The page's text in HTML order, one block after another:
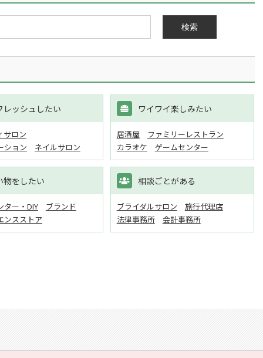
検索
レッシュしたい
サロン
ション
ネイルサロン
ワイワイ楽しみたい
居酒屋
ファミリーレストラン
カラオケ
ゲームセンター
物をしたい
ター・DIY
ブランド
ンスストア
相談ごとがある
ブライダルサロン
旅行代理店
法律事務所
会計事務所